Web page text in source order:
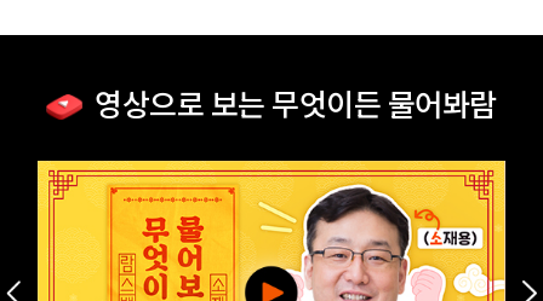
영상으로 보는 무엇이든 물어봐람